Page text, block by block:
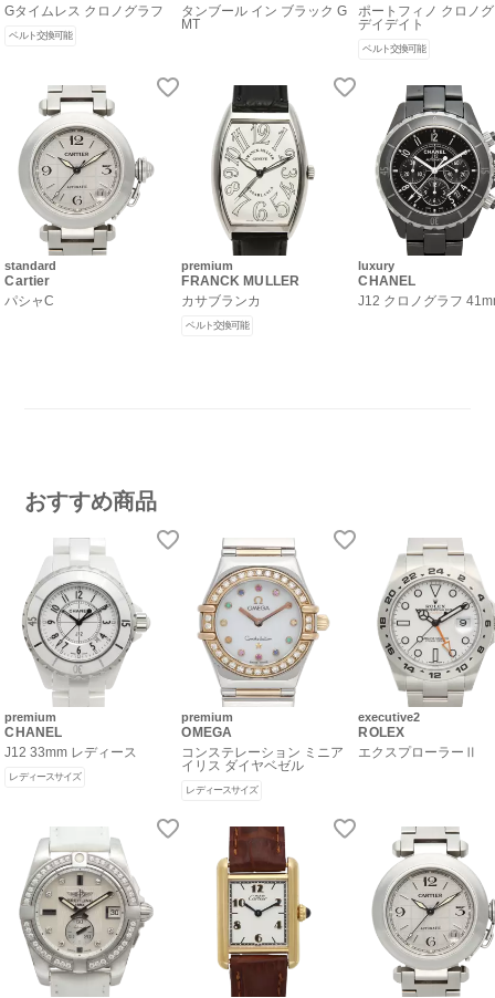
Gタイムレス クロノグラフ
ベルト交換可能
standard
Cartier
パシャC
タンブール イン ブラック G
MT
premium
FRANCK MULLER
カサブランカ
ベルト交換可能
ポートフィノ クロノ
デイデイト
ベルト交換可能
luxury
CHANEL
J12 クロノグラフ
おすすめ商品
premium
CHANEL
J12 33mm レディース
レディースサイズ
premium
OMEGA
コンステレーション ミニア
イリス ダイヤベゼル
レディースサイズ
executive2
ROLEX
エクスプローラーⅡ